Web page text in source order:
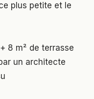
plus petite et le
8 m² de terrasse
un architecte